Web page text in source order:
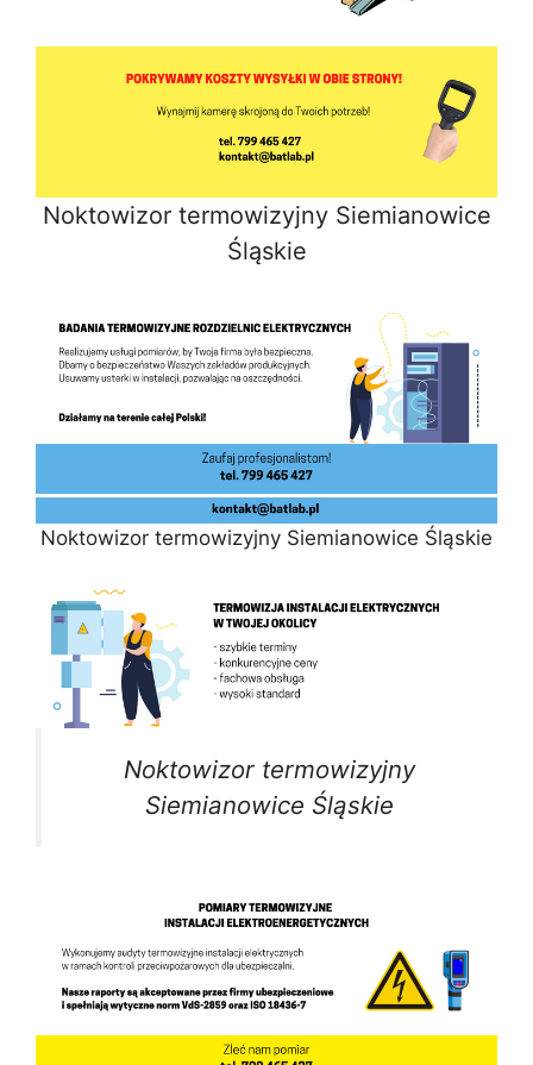
Noktowizor termowizyjny Siemianowice
Śląskie
Noktowizor termowizyjny Siemianowice Śląskie
Noktowizor termowizyjny
Siemianowice Śląskie